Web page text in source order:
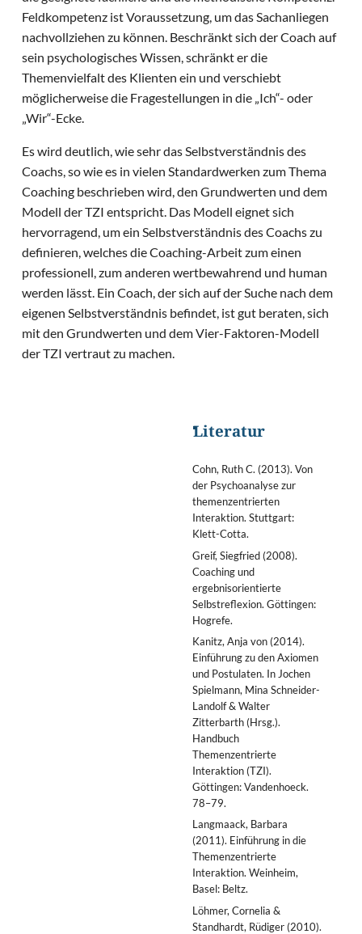
Feldkompetenz ist Voraussetzung, um das Sachanliegen
nachvollziehen zu können. Beschränkt sich der Coach auf
sein psychologisches Wissen, schränkt er die
Themenvielfalt des Klienten ein und verschiebt
möglicherweise die Fragestellungen in die „Ich“- oder
„Wir“-Ecke.
Es wird deutlich, wie sehr das Selbstverständnis des
Coachs, so wie es in vielen Standardwerken zum Thema
Coaching beschrieben wird, den Grundwerten und dem
Modell der TZI entspricht. Das Modell eignet sich
hervorragend, um ein Selbstverständnis des Coachs zu
definieren, welches die Coaching-Arbeit zum einen
professionell, zum anderen wertbewahrend und human
werden lässt. Ein Coach, der sich auf der Suche nach dem
eigenen Selbstverständnis befindet, ist gut beraten, sich
mit den Grundwerten und dem Vier-Faktoren-Modell
der TZI vertraut zu machen.
Literatur
Cohn, Ruth C. (2013). Von
der Psychoanalyse zur
themenzentrierten
Interaktion. Stuttgart:
Klett-Cotta.
Greif, Siegfried (2008).
Coaching und
ergebnisorientierte
Selbstreflexion. Göttingen:
Hogrefe.
Kanitz, Anja von (2014).
Einführung zu den Axiomen
und Postulaten. In Jochen
Spielmann, Mina Schneider-
Landolf & Walter
Zitterbarth (Hrsg.).
Handbuch
Themenzentrierte
Interaktion (TZI).
Göttingen: Vandenhoeck.
78–79.
Langmaack, Barbara
(2011). Einführung in die
Themenzentrierte
Interaktion. Weinheim,
Basel: Beltz.
Löhmer, Cornelia &
Standhardt, Rüdiger (2010).